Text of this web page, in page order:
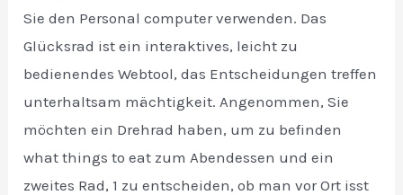
Sie den Personal computer verwenden. Das
Glücksrad ist ein interaktives, leicht zu
bedienendes Webtool, das Entscheidungen treffen
unterhaltsam mächtigkeit. Angenommen, Sie
möchten ein Drehrad haben, um zu befinden
what things to eat zum Abendessen und ein
zweites Rad, 1 zu entscheiden, ob man vor Ort isst